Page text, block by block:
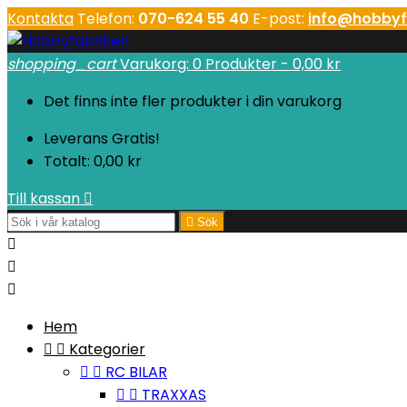
Kontakta Telefon: 070-624 55 40 E-post:
shopping_cartVarukorg: 0 Produkter - 0,00 kr
Det finns inte fler produkter i din varukorg
Leverans Gratis!
Totalt: 0,00 kr
Till kassan 
 Sök



Hem
  Kategorier
  RC BILAR
  TRAXXAS